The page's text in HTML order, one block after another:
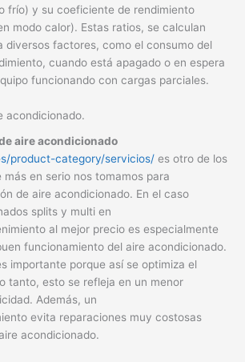
frío) y su coeficiente de rendimiento
modo calor). Estas ratios, se calculan
diversos factores, como el consumo del
cuando está apagado o en espera
funcionando con cargas parciales.
acondicionado.
aire acondicionado
product-category/servicios/ es otro de los
en serio nos tomamos para
de aire acondicionado. En el caso
splits y multi en
al mejor precio es especialmente
funcionamiento del aire acondicionado.
importante porque así se optimiza el
tanto, esto se refleja en un menor
Además, un
evita reparaciones muy costosas
acondicionado.